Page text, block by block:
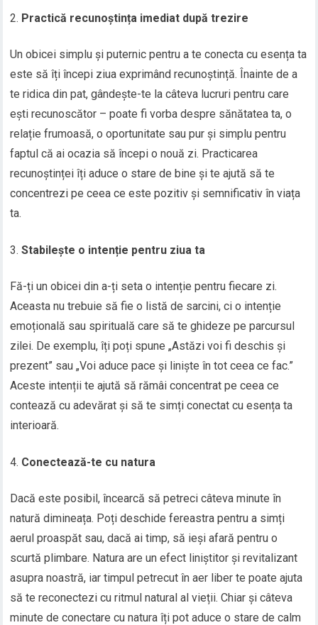
Practică recunoștința imediat după trezire
Un obicei simplu și puternic pentru a te conecta cu esența ta
este să îți începi ziua exprimând recunoștință. Înainte de a
te ridica din pat, gândește-te la câteva lucruri pentru care
ești recunoscător – poate fi vorba despre sănătatea ta, o
relație frumoasă, o oportunitate sau pur și simplu pentru
faptul că ai ocazia să începi o nouă zi. Practicarea
recunoștinței îți aduce o stare de bine și te ajută să te
concentrezi pe ceea ce este pozitiv și semnificativ în viața
ta.
Stabilește o intenție pentru ziua ta
Fă-ți un obicei din a-ți seta o intenție pentru fiecare zi.
Aceasta nu trebuie să fie o listă de sarcini, ci o intenție
emoțională sau spirituală care să te ghideze pe parcursul
zilei. De exemplu, îți poți spune „Astăzi voi fi deschis și
prezent” sau „Voi aduce pace și liniște în tot ceea ce fac.”
Aceste intenții te ajută să rămâi concentrat pe ceea ce
contează cu adevărat și să te simți conectat cu esența ta
interioară.
Conectează-te cu natura
Dacă este posibil, încearcă să petreci câteva minute în
natură dimineața. Poți deschide fereastra pentru a simți
aerul proaspăt sau, dacă ai timp, să ieși afară pentru o
scurtă plimbare. Natura are un efect liniștitor și revitalizant
asupra noastră, iar timpul petrecut în aer liber te poate ajuta
să te reconectezi cu ritmul natural al vieții. Chiar și câteva
minute de conectare cu natura îți pot aduce o stare de calm